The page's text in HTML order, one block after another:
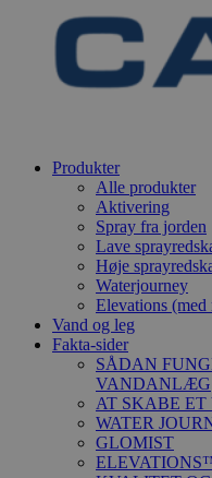
Produkter
Alle produkter
Aktivering
Spray fra jorden
Lave
Høje
Waterjourney
Elevations (med
Vand og leg
Fakta-sider
SÅDAN
VANDANLÆG
AT SKABE
WATER
GLOMIST